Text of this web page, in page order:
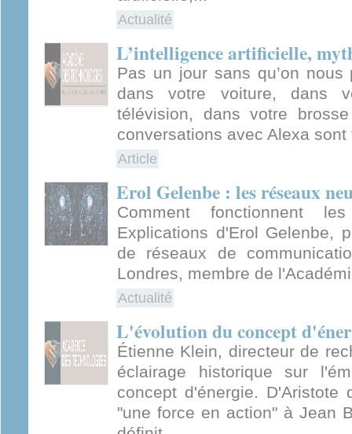
Actualité
L’intelligence artificielle,
Pas un jour sans qu’on nous
dans votre voiture, dans
télévision, dans votre
conversations avec Alexa
Article
Erol Gelenbe : les réseaux
Comment fonctionnent
Explications d'Erol Gelenbe,
de réseaux de
Londres, membre de
Actualité
L'évolution du concept
Étienne Klein, directeur de
éclairage historique sur
concept d'énergie. D'Aristote
"une force en action" à Jean